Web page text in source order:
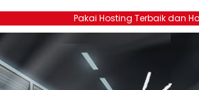
Pakai Hosting Terbaik dan